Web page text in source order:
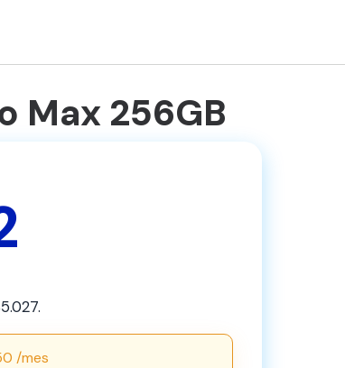
Max 256GB
/mes